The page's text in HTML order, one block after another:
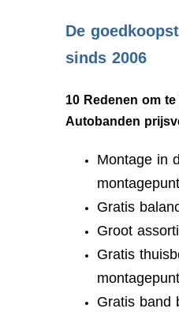
De
sinds 2006
10 Redenen om
Autobanden
Montage in
Gratis
Groot
Gratis
montagepunt
Gratis band